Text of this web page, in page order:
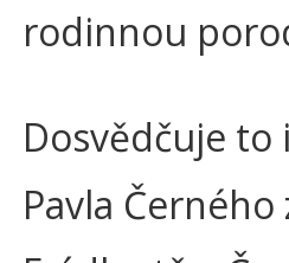
rodinnou
Dosvědčuje
Pavla